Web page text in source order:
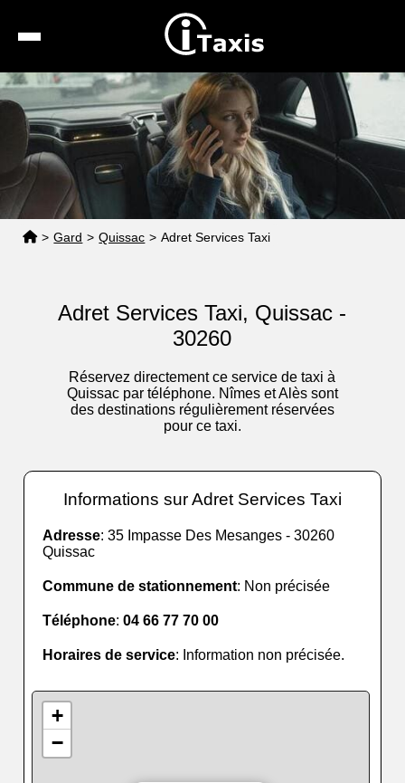
Recherche
Calcul de tarif
Taxis conventionnés
Espace pro
> Gard > Quissac > Adret Services Taxi
Adret Services Taxi, Quissac -
30260
Réservez directement ce service de taxi à
Quissac par téléphone. Nîmes et Alès sont
des destinations régulièrement réservées
pour ce taxi.
Informations sur Adret Services Taxi
Adresse: 35 Impasse Des Mesanges - 30260
Quissac
Commune de stationnement: Non précisée
Téléphone:04 66 77 70 00
Horaires de service: Information non précisée.
+
−